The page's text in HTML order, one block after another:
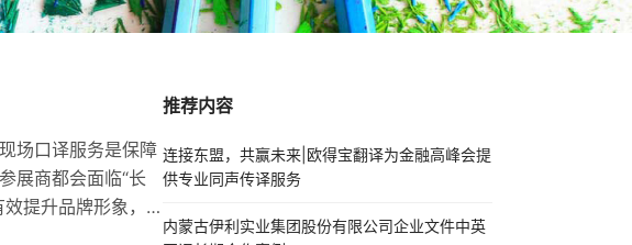
场口译服务是保障
展商都会面临“长
提升品牌形象，
场需要专业的长
推荐内容
连接东盟，共赢未来|欧得宝翻译为金融高峰会提
供专业同声传译服务
内蒙古伊利实业集团股份有限公司企业文件中英